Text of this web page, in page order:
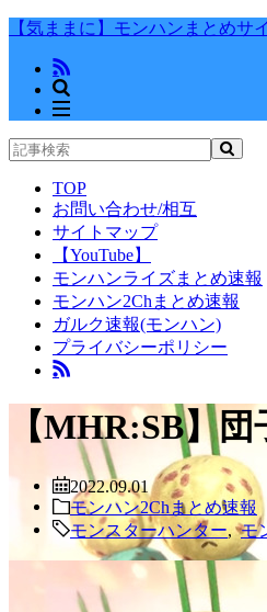
【気ままに】モンハンまとめサ
TOP
お問い合わせ/相互
サイトマップ
【YouTube】
モンハンライズまとめ速報
モンハン2Chまとめ速報
ガルク速報(モンハン)
プライバシーポリシー
【MHR:SB】
2022.09.01
モンハン2Chまとめ速報
モンスターハンター ,モ